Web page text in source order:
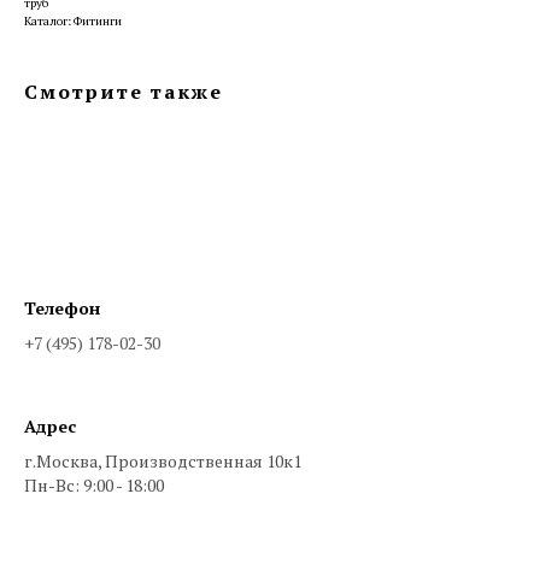
Каталог: Фитинги
Смотрите также
Телефон
+7 (495) 178-02-30
Адрес
г.Москва, Производственная 10к1
Пн-Вс: 9:00 - 18:00